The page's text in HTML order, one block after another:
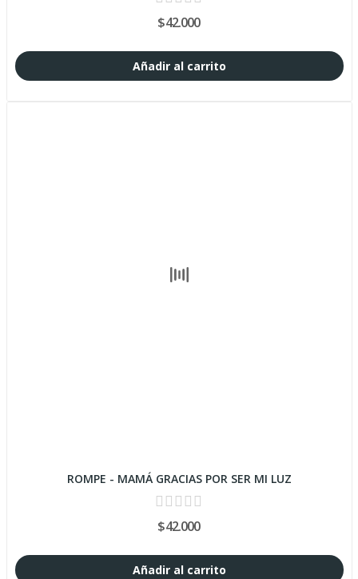
$42.000
Añadir al carrito
ROMPE - MAMÁ GRACIAS POR SER MI LUZ
$42.000
Añadir al carrito